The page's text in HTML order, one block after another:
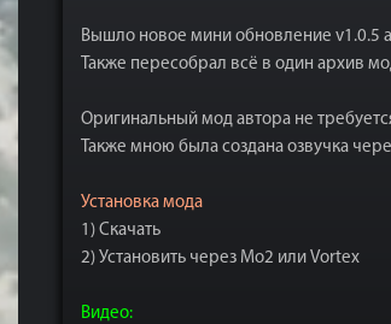
Вышло новое мини обновление v1.0.5
Также пересобрал всё в один архив
Оригинальный мод автора не
Также мною была создана озвучка
Установка мода
1) Скачать
2) Установить через Mo2 или Vortex
Видео: